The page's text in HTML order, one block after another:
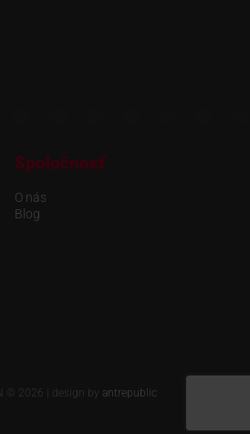
Spoločnosť
O nás
Blog
© 2026 | design by antrepublic